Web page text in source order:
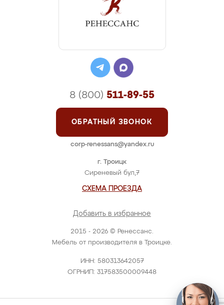
2015 - 2026 © Ренессанс.
Мебель от производителя в Троицке.
ИНН: 580313642057
ОГРНИП: 317583500009448
г. Троицк
Сиреневый бул,7
СХЕМА ПРОЕЗДА
Добавить в избранное
8 (800) 511-89-55
ОБРАТНЫЙ ЗВОНОК
corp-renessans@yandex.ru